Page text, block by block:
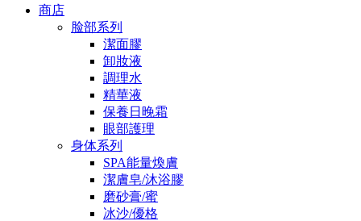
商店
脸部系列
潔面膠
卸妝液
調理水
精華液
保養日晚霜
眼部護理
身体系列
SPA能量煥膚
潔膚皂/沐浴膠
磨砂膏/蜜
冰沙/優格